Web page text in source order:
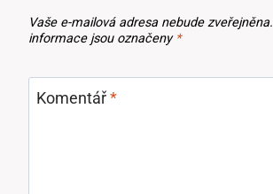
Vaše e-mailová adresa nebude zveřejněna.
informace jsou označeny *
Komentář*